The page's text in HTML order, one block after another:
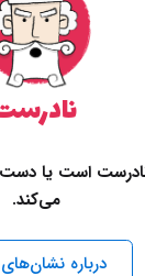
نادرست است یا
می‌کند.
درباره نشان‌های